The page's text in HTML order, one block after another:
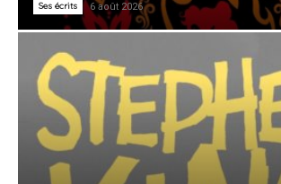
Ses écrits 6 août 2026